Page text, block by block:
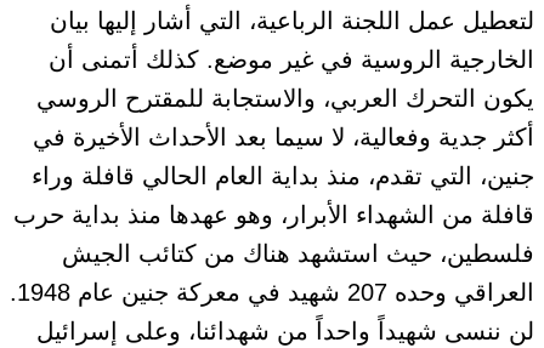
لتعطيل عمل اللجنة الرباعية، التي أشار إليها بيان
الخارجية الروسية في غير موضع. كذلك أتمنى أن
يكون التحرك العربي، والاستجابة للمقترح الروسي
أكثر جدية وفعالية، لا سيما بعد الأحداث الأخيرة في
جنين، التي تقدم، منذ بداية العام الحالي قافلة وراء
قافلة من الشهداء الأبرار، وهو عهدها منذ بداية حرب
فلسطين، حيث استشهد هناك من كتائب الجيش
العراقي وحده 207 شهيد في معركة جنين عام 1948.
لن ننسى شهيداً واحداً من شهدائنا، وعلى إسرائيل